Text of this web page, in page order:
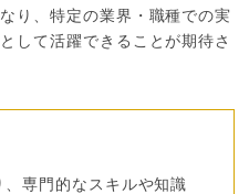
り、特定の業界・職種での実
して活躍できることが期待さ
専門的なスキルや知識